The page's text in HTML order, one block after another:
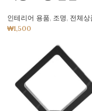
인테리어 용품, 조명, 전체상
₩1,500